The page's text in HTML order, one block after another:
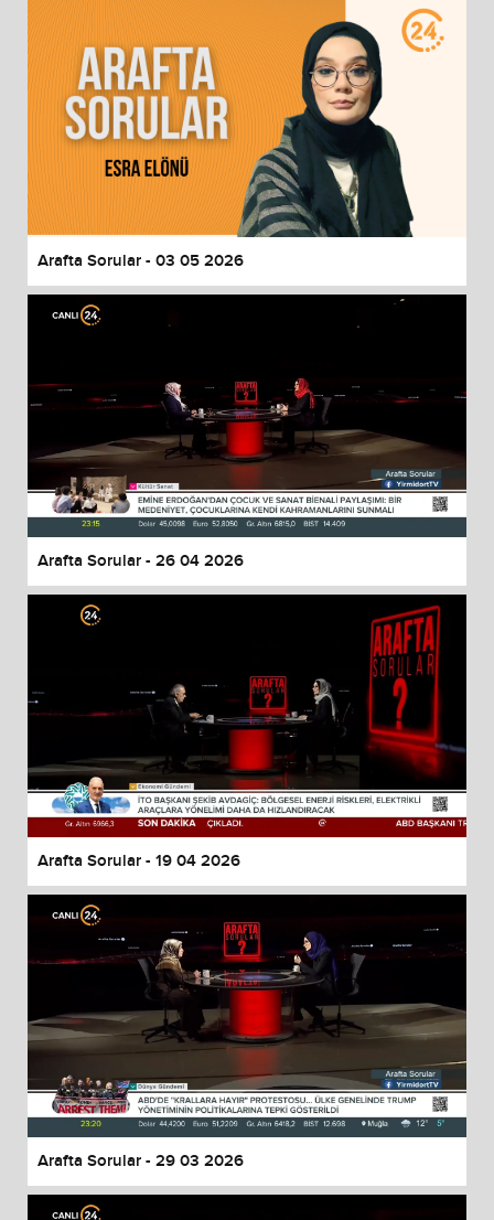
Arafta Sorular - 03 05 2026
Arafta Sorular - 26 04 2026
Arafta Sorular - 19 04 2026
Arafta Sorular - 29 03 2026